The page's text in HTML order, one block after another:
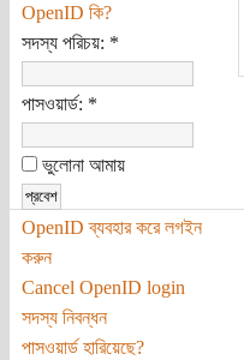
OpenID কি?
সদস্য পরিচয়: *
পাসওয়ার্ড: *
ভুলোনা আমায়
OpenID ব্যবহার করে লগইন
করুন
Cancel OpenID login
সদস্য নিবন্ধন
পাসওয়ার্ড হারিয়েছে?